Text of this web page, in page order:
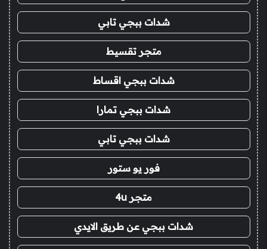
شدات ببجي تابي
متجر تقسيط
شدات ببجي اقساط
شدات ببجي تمارا
شدات ببجي تابي
فور يو ستور
متجر 4u
شدات ببجي عن طريق الايدي